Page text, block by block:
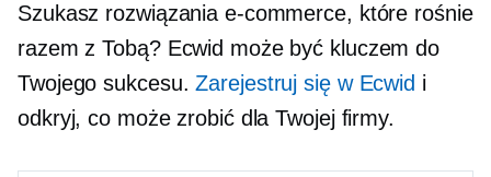
Szukasz rozwiązania e-commerce, które rośnie
razem z Tobą? Ecwid może być kluczem do
Twojego sukcesu.Zarejestruj się w Ecwid i
odkryj, co może zrobić dla Twojej firmy.